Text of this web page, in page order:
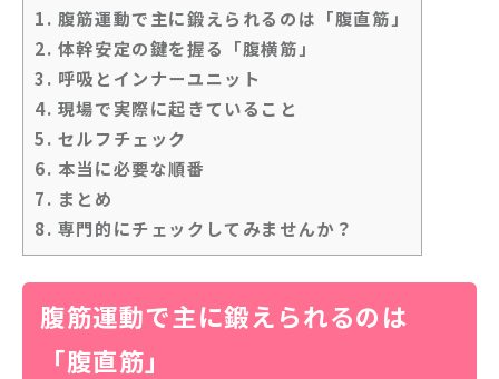
1. 腹筋運動で主に鍛えられるのは「腹直筋」
2. 体幹安定の鍵を握る「腹横筋」
3. 呼吸とインナーユニット
4. 現場で実際に起きていること
5. セルフチェック
6. 本当に必要な順番
7. まとめ
8. 専門的にチェックしてみませんか？
腹筋運動で主に鍛えられるのは
「腹直筋」